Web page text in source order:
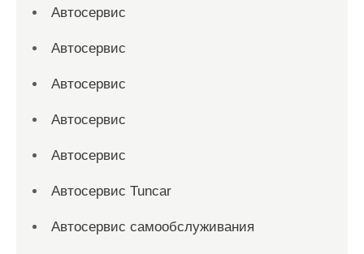
Автосервис
Автосервис
Автосервис
Автосервис
Автосервис
Автосервис Tuncar
Автосервис самообслуживания